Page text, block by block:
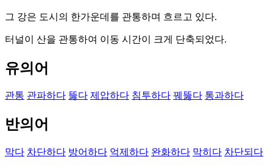
그 강은 도시의 한가운데를 관통하며 흐르고 있다.
터널이 산을 관통하여 이동 시간이 크게 단축되었다.
유의어
관통 관파하다 뚫다 제압하다 침투하다 꿰뚫다 통과하다
반의어
막다 차단하다 방어하다 억제하다 완화하다 막히다 차단되다